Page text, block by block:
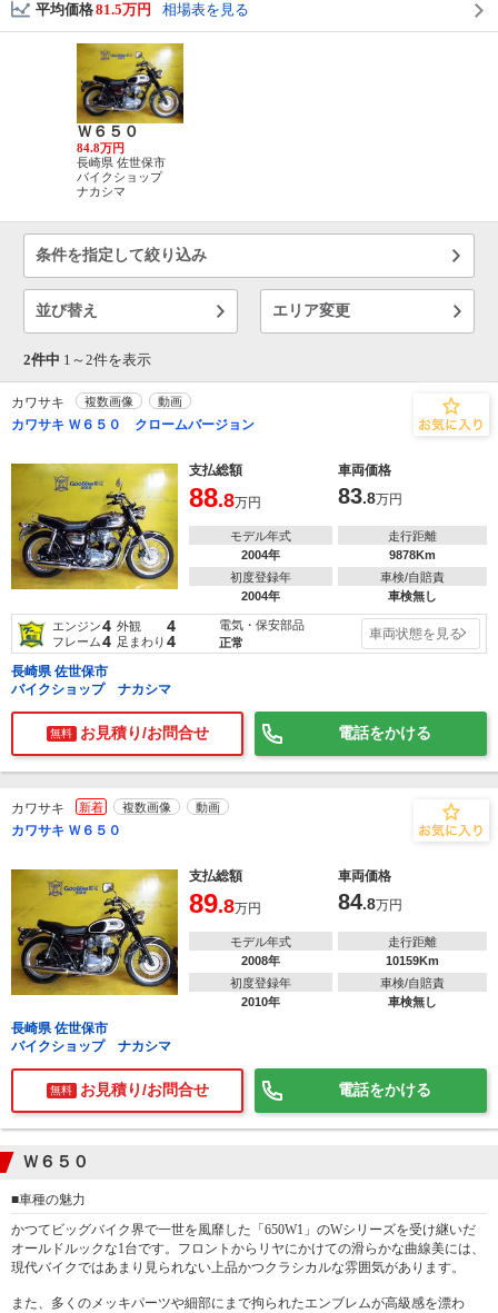
平均価格81.5万円 相場表を見る
Ｗ６５０
84.8万円
長崎県 佐世保市
バイクショップ
ナカシマ
条件を指定して絞り込み
並び替え エリア変更
2件中 1～ 2件を表示
カワサキ 複数画像 動画
カワサキ Ｗ６５０ クロームバージョン
支払総額 車両価格
88.8万円 83.8万円
モデル年式
2004年
走行距離
9878Km
初度登録年
2004年
車検/自賠責
車検無し
エンジン4 外観 4
フレーム4 足まわり 4
電気・保安部品
正常
車両状態を見る
長崎県 佐世保市
バイクショップ ナカシマ
無料 お見積り/お問合せ 電話をかける
カワサキ 新着 複数画像 動画
カワサキ Ｗ６５０
支払総額 車両価格
89.8万円 84.8万円
モデル年式
2008年
走行距離
10159Km
初度登録年
2010年
車検/自賠責
車検無し
長崎県 佐世保市
バイクショップ ナカシマ
無料 お見積り/お問合せ 電話をかける
Ｗ６５０
■車種の魅力
かつてビッグバイク界で一世を風靡した「650W1」のWシリーズを受け継いだ
オールドルックな1台です。フロントからリヤにかけての滑らかな曲線美には、
現代バイクではあまり見られない上品かつクラシカルな雰囲気があります。
また、多くのメッキパーツや細部にまで拘られたエンブレムが高級感を漂わ